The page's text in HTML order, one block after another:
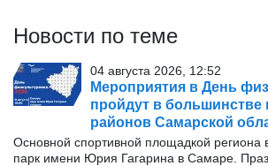
Новости по теме
04 августа 2026, 12:52
Мероприятия в День
пройдут в большинстве
районов Самарской
Основной спортивной площадкой региона
парк имени Юрия Гагарина в Самаре.